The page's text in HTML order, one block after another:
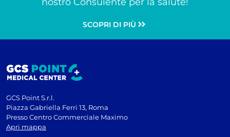
SCOPRI DI PIÙ
GCS Point S.r.l.
Piazza Gabriella Ferri 13, Roma
Presso Centro Commerciale Maximo
Apri mappa